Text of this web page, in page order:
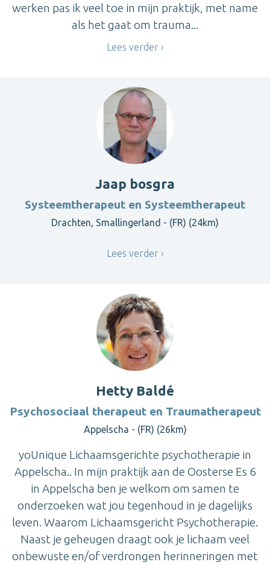
werken pas ik veel toe in mijn praktijk, met name
als het gaat om trauma...
Lees verder
Jaap bosgra
Systeemtherapeut en Systeemtherapeut
Drachten, Smallingerland - (FR) (24km)
Lees verder
Hetty Baldé
Psychosociaal therapeut en Traumatherapeut
Appelscha - (FR) (26km)
yoUnique Lichaamsgerichte psychotherapie in
Appelscha.. In mijn praktijk aan de Oosterse Es 6
in Appelscha ben je welkom om samen te
onderzoeken wat jou tegenhoud in je dagelijks
leven. Waarom Lichaamsgericht Psychotherapie.
Naast je geheugen draagt ook je lichaam veel
onbewuste en/of verdrongen herinneringen met